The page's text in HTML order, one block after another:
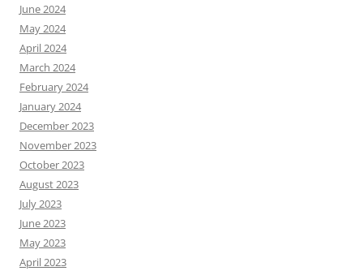
June 2024
May 2024
April 2024
March 2024
February 2024
January 2024
December 2023
November 2023
October 2023
August 2023
July 2023
June 2023
May 2023
April 2023